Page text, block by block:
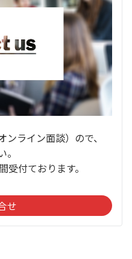
ライン面談）ので、
受付ております。
せ